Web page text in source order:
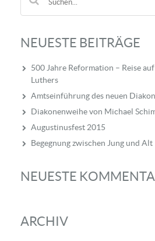
NEUESTE BEITRÄGE
500 Jahre Reformation – Reise
Luthers
Amtseinführung des neuen
Diakonenweihe von Michael
Augustinusfest 2015
Begegnung zwischen Jung und Alt
NEUESTE
ARCHIV